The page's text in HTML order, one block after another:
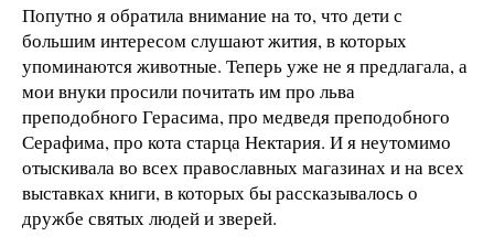
Попутно я обратила внимание на то, что дети с
большим интересом слушают жития, в которых
упоминаются животные. Теперь уже не я предлагала, а
мои внуки просили почитать им про льва
преподобного Герасима, про медведя преподобного
Серафима, про кота старца Нектария. И я неутомимо
отыскивала во всех православных магазинах и на всех
выставках книги, в которых бы рассказывалось о
дружбе святых людей и зверей.